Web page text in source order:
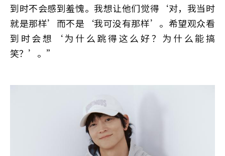
到时不会感到羞愧。我想让他们觉得‘对，我当时
就是那样’而不是‘我可没有那样’。希望观众看
到时会想‘为什么跳得这么好？为什么能搞
笑？’。”